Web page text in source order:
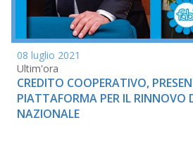
08 luglio 2021
Ultim'ora
CREDITO COOPERATIVO,
PIATTAFORMA PER IL RINNOVO
NAZIONALE